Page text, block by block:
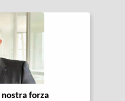
nostra forza